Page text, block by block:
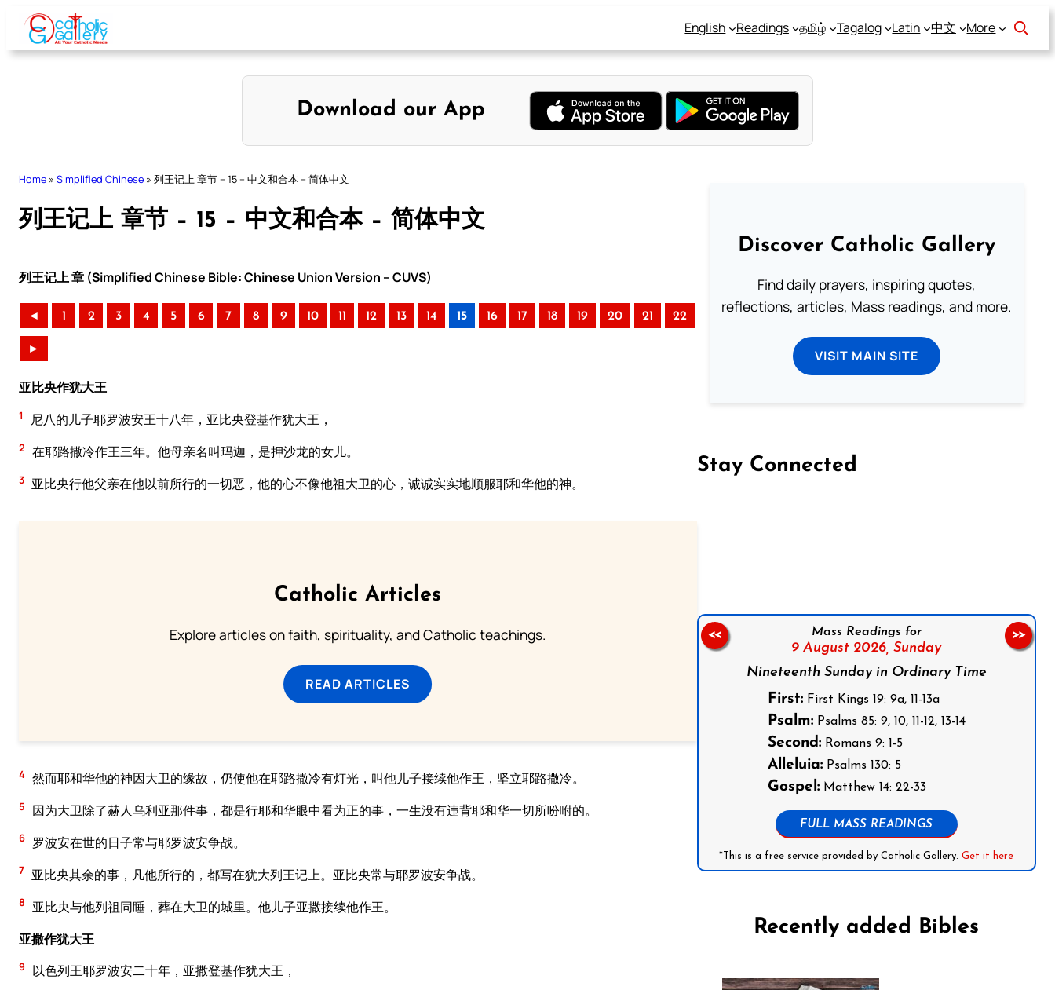
Skip
content
English Readings தமிழ் Tagalog Latin 中文 More
Download our App
Home » Simplified Chinese » 列王记上 章节 – 15 – 中文和合本 – 简体中文
列王记上 章节 – 15 – 中文和合本 – 简体中文
列王记上 章 (Simplified Chinese Bible: Chinese Union Version – CUVS)
◄ 1 2 3 4 5 6 7 8 9 10 11 12 13 14 15 16 17 18 19 20 21 22
►
亚比央作犹大王
1 尼八的儿子耶罗波安王十八年，亚比央登基作犹大王，
2 在耶路撒冷作王三年。他母亲名叫玛迦，是押沙龙的女儿。
3 亚比央行他父亲在他以前所行的一切恶，他的心不像他祖大卫的心，诚诚实实地顺服耶和华他的神。
Catholic Articles
Explore articles on faith, spirituality, and Catholic teachings.
READ ARTICLES
4 然而耶和华他的神因大卫的缘故，仍使他在耶路撒冷有灯光，叫他儿子接续他作王，坚立耶路撒冷。
5 因为大卫除了赫人乌利亚那件事，都是行耶和华眼中看为正的事，一生没有违背耶和华一切所吩咐的。
6 罗波安在世的日子常与耶罗波安争战。
7 亚比央其余的事，凡他所行的，都写在犹大列王记上。亚比央常与耶罗波安争战。
8
亚比央与他列祖同睡，葬在大卫的城里。他儿子亚撒接续他作王。
亚撒作犹大王
9 以色列王耶罗波安二十年，亚撒登基作犹大王，
Discover Catholic Gallery
Find daily prayers, inspiring quotes,
reflections, articles, Mass readings, and more.
VISIT MAIN SITE
Stay Connected
Mass Readings for
9 August 2026, Sunday
Nineteenth Sunday in Ordinary Time
First:First Kings 19: 9a, 11-13a
Psalm:Psalms 85: 9, 10, 11-12, 13-14
Second:Romans 9: 1-5
Alleluia:Psalms 130: 5
Gospel:Matthew 14: 22-33
FULL MASS READINGS
*This is a free service provided by Catholic Gallery.Get it here
<< >>
Recently added Bibles